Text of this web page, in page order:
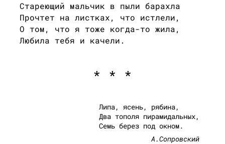
Стареющий мальчик в пыли барахла
Прочтет на листках, что истлели,
О том, что я тоже когда-то жила,
Любила тебя и качели.
* * *
Липа, ясень, рябина,
Два тополя пирамидальных,
Семь берез под окном.
А.Сопровский